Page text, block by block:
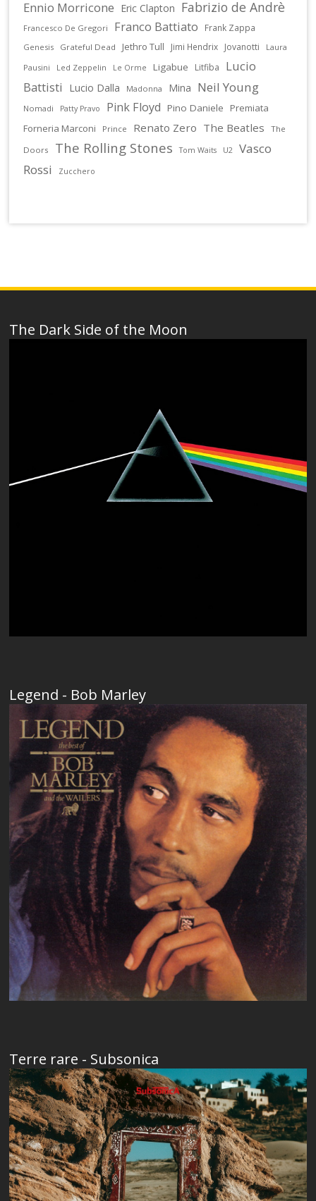
Ennio Morricone Eric Clapton Fabrizio de Andrè
Francesco De Gregori Franco Battiato Frank Zappa
Genesis Grateful Dead Jethro Tull Jimi Hendrix Jovanotti
Laura
Pausini
Led Zeppelin Le Orme Ligabue Litfiba
Lucio
Battisti
Lucio Dalla Madonna Mina Neil Young
Nomadi Patty Pravo Pink Floyd Pino Daniele
Premiata
Forneria Marconi
Prince Renato Zero The Beatles
The
Doors
The Rolling Stones Tom Waits U2
Vasco
Rossi
Zucchero
The Dark Side of the Moon
Legend - Bob Marley
Terre rare - Subsonica